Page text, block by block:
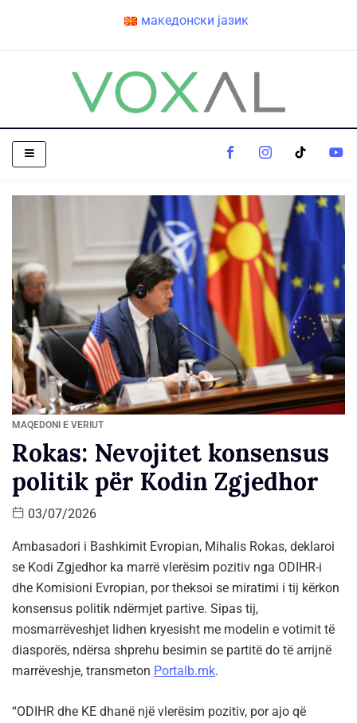
македонски јазик
MAQEDONI E VERIUT
Rokas: Nevojitet konsensus
politik për Kodin Zgjedhor
03/07/2026
Ambasadori i Bashkimit Evropian, Mihalis Rokas, deklaroi
se Kodi Zgjedhor ka marrë vlerësim pozitiv nga ODIHR-i
dhe Komisioni Evropian, por theksoi se miratimi i tij kërkon
konsensus politik ndërmjet partive. Sipas tij,
mosmarrëveshjet lidhen kryesisht me modelin e votimit të
diasporës, ndërsa shprehu besimin se partitë do të arrijnë
marrëveshje, transmeton Portalb.mk.
“ODIHR dhe KE dhanë një vlerësim pozitiv, por ajo që